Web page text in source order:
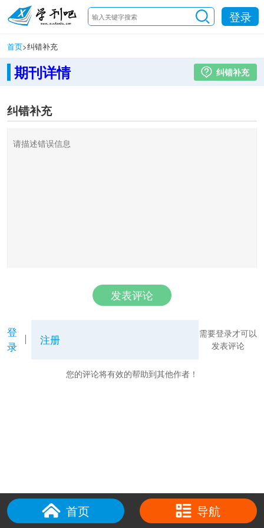
登录
首页>纠错补充
期刊详情 纠错补充
纠错补充
发表评论
登
录
注册
需要登录才可以
发表评论
您的评论将有效的帮助到其他作者！
首页 导航